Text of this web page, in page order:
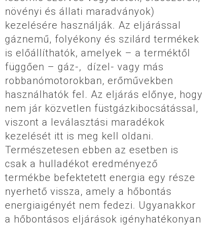
növényi és állati maradványok)
kezelésére használják. Az eljárással
gáznemű, folyékony és szilárd termékek
is előállíthatók, amelyek – a terméktől
függően – gáz-, dízel- vagy más
robbanómotorokban, erőművekben
használhatók fel. Az eljárás előnye, hogy
nem jár közvetlen füstgázkibocsátással,
viszont a leválasztási maradékok
kezelését itt is meg kell oldani.
Természetesen ebben az esetben is
csak a hulladékot eredményező
termékbe befektetett energia egy része
nyerhető vissza, amely a hőbontás
energiaigényét nem fedezi. Ugyanakkor
a hőbontásos eljárások igényhatékonyan